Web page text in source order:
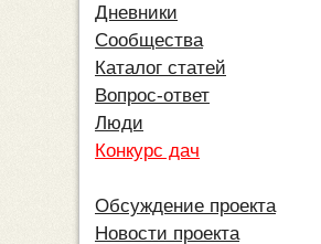
Дневники
Сообщества
Каталог статей
Вопрос-ответ
Люди
Конкурс дач
Обсуждение проекта
Новости проекта